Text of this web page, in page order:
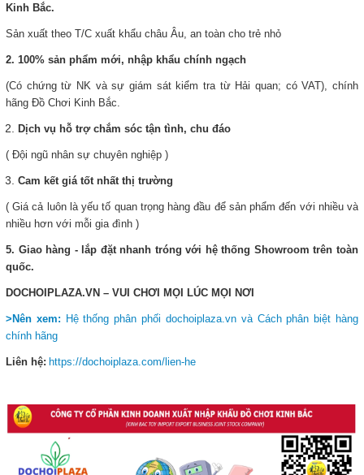
Kinh Bắc.
Sản xuất theo T/C xuất khẩu châu Âu, an toàn cho trẻ nhỏ
2. 100% sản phẩm mới, nhập khẩu chính ngạch
(Có chứng từ NK và sự giám sát kiểm tra từ Hải quan; có VAT), chính
hãng Đồ Chơi Kinh Bắc.
Dịch vụ hỗ trợ chắm sóc tận tình, chu đáo
( Đội ngũ nhân sự chuyên nghiệp )
Cam kết giá tốt nhất thị trường
( Giá cả luôn là yếu tố quan trọng hàng đầu để sản phẩm đến với nhiều và
nhiều hơn với mỗi gia đình )
5. Giao hàng - lắp đặt nhanh tróng với hệ thống Showroom trên toàn
quốc.
DOCHOIPLAZA.VN – VUI CHƠI MỌI LÚC MỌI NƠI
>Nên xem: Hệ thống phân phối dochoiplaza.vn và Cách phân biệt hàng
chính hãng
Liên hệ: https://dochoiplaza.com/lien-he